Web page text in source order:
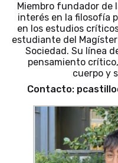
Miembro fundador de
interés en la filosofía
en los estudios
estudiante del
Sociedad. Su línea
pensamiento
cuerpo y
Contacto: